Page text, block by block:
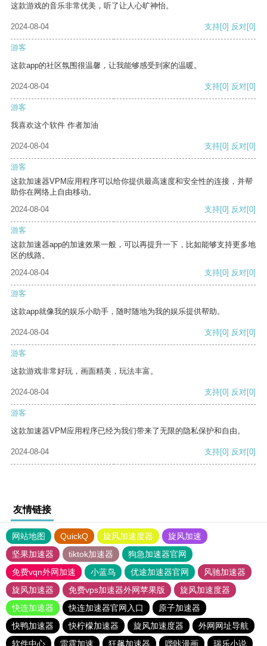
这款游戏的音乐非常优美，听了让人心旷神怡。
2024-08-04 支持[0] 反对[0]
游客
这款app的社区氛围很温馨，让我能够感受到家的温暖。
2024-08-04 支持[0] 反对[0]
游客
我喜欢这个软件 作者加油
2024-08-04 支持[0] 反对[0]
游客
这款加速器VPM应用程序可以给你提供最高速度和安全性的连接，并帮
助你在网络上自由移动。
2024-08-04
支持[0] 反对[0]
游客
这款加速器app的加速效果一般，可以再提升一下，比如能够支持更多地
区的线路。
2024-08-04
支持[0] 反对[0]
游客
这款app就像我的娱乐小助手，随时随地为我的娱乐提供帮助。
2024-08-04 支持[0] 反对[0]
游客
这款游戏非常好玩，画面精美，玩法丰富。
2024-08-04 支持[0] 反对[0]
游客
这款加速器VPM应用程序已经为我们带来了无限的隐私保护和自由。
2024-08-04 支持[0] 反对[0]
友情链接
网站地图 QuickQ 旋风加速度器
旋风加速
坚果加速器
tiktok加速器
狗急加速器官网
免费vqn外网加速
小蓝鸟 优途加速器官网
风驰加速器
旋风加速器
免费vps加速器外网苹果版
旋风加速度器
快连加速器
快连加速器官网入口
原子加速器
快鸭加速器
快柠檬加速器 旋风加速度器
外网网址导航
软件中心
雷霆加速 狂飙加速器 哔咔漫画 瑞乐小说